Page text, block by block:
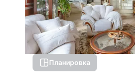
Планировка